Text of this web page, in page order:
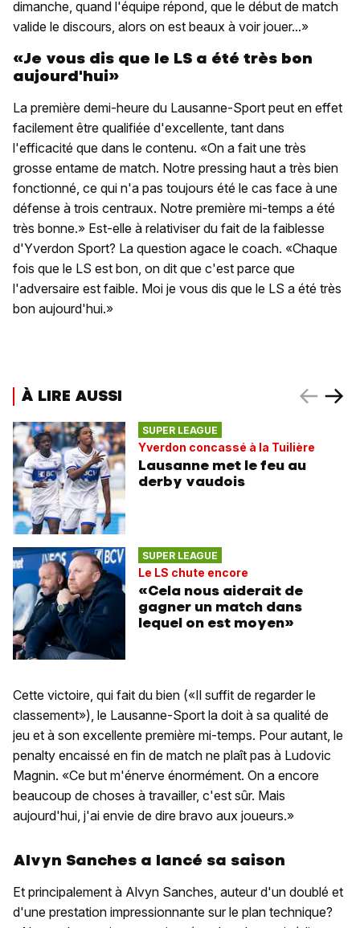
dimanche, quand l'équipe répond, que le début de match
valide le discours, alors on est beaux à voir jouer...»
«Je vous dis que le LS a été très bon
aujourd'hui»
La première demi-heure du Lausanne-Sport peut en effet
facilement être qualifiée d'excellente, tant dans
l'efficacité que dans le contenu. «On a fait une très
grosse entame de match. Notre pressing haut a très bien
fonctionné, ce qui n'a pas toujours été le cas face à une
défense à trois centraux. Notre première mi-temps a été
très bonne.» Est-elle à relativiser du fait de la faiblesse
d'Yverdon Sport? La question agace le coach. «Chaque
fois que le LS est bon, on dit que c'est parce que
l'adversaire est faible. Moi je vous dis que le LS a été très
bon aujourd'hui.»
À LIRE AUSSI
SUPER LEAGUE
Yverdon concassé à la Tuilière
Lausanne met le feu au
derby vaudois
SUPER LEAGUE
Le LS chute encore
«Cela nous aiderait de
gagner un match dans
lequel on est moyen»
Cette victoire, qui fait du bien («Il suffit de regarder le
classement»), le Lausanne-Sport la doit à sa qualité de
jeu et à son excellente première mi-temps. Pour autant, le
penalty encaissé en fin de match ne plaît pas à Ludovic
Magnin. «Ce but m'énerve énormément. On a encore
beaucoup de choses à travailler, c'est sûr. Mais
aujourd'hui, j'ai envie de dire bravo aux joueurs.»
Alvyn Sanches a lancé sa saison
Et principalement à Alvyn Sanches, auteur d'un doublé et
d'une prestation impressionnante sur le plan technique?